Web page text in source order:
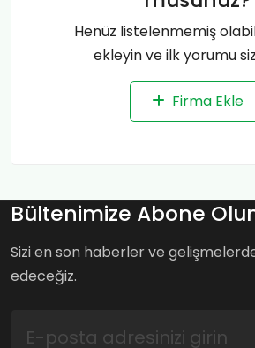
Henüz listelenmemiş
ekleyin ve ilk yorumu
Firma Ekle
Bültenimize Abone
Sizi en son haberler ve
edeceğiz.